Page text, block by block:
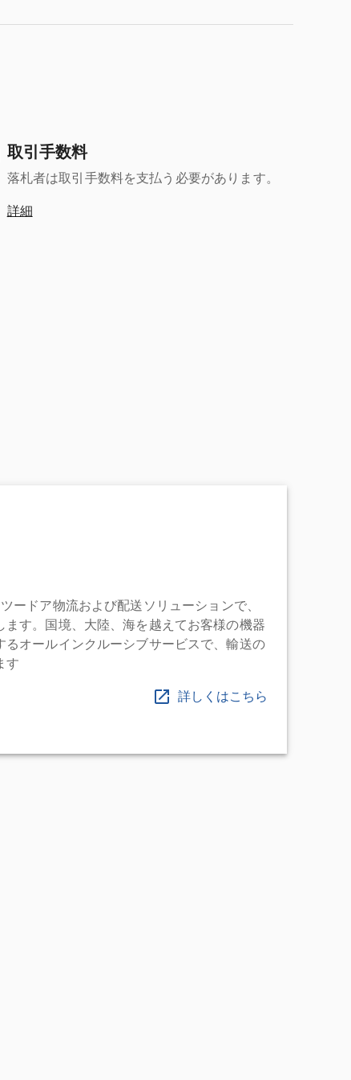
取引手数料
落札者は取引手数料を支払う必要があります。
詳細
ードア物流および配送ソリューションで、
す。国境、大陸、海を越えてお客様の機器
るオールインクルーシブサービスで、輸送の
す
詳しくはこちら